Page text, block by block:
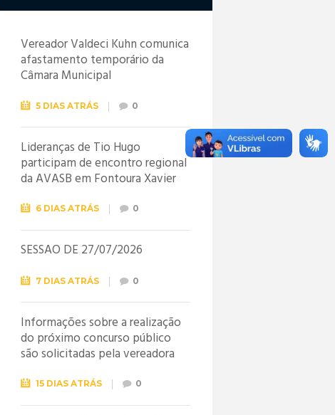
Vereador Valdeci Kuhn comunica
afastamento temporário da
Câmara Municipal
5 DIAS ATRÁS 0
Lideranças de Tio Hugo
participam de encontro regional
da AVASB em Fontoura Xavier
6 DIAS ATRÁS 0
SESSÃO DE 27/07/2026
7 DIAS ATRÁS 0
Informações sobre a realização
do próximo concurso público
são solicitadas pela vereadora
15 DIAS ATRÁS 0